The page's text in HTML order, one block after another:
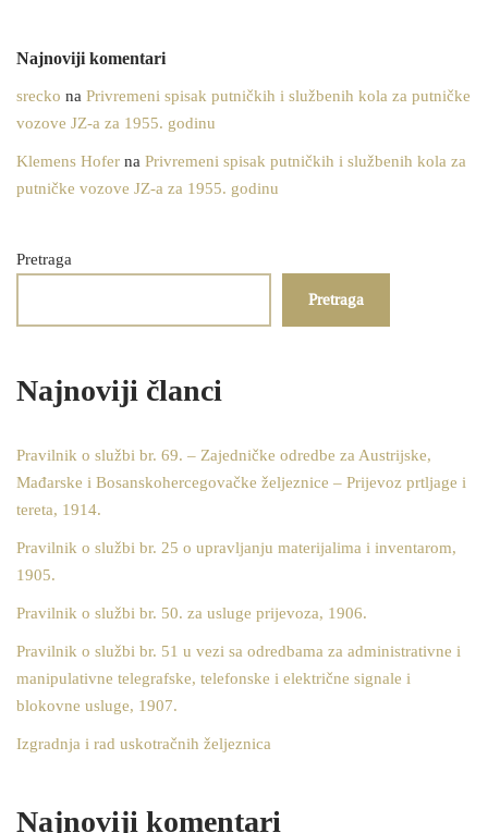
Najnoviji komentari
srecko na Privremeni spisak putničkih i službenih kola za putničke
vozove JZ-a za 1955. godinu
Klemens Hofer na Privremeni spisak putničkih i službenih kola za
putničke vozove JZ-a za 1955. godinu
Pretraga
Pretraga
Najnoviji članci
Pravilnik o službi br. 69. – Zajedničke odredbe za Austrijske,
Mađarske i Bosanskohercegovačke željeznice – Prijevoz prtljage i
tereta, 1914.
Pravilnik o službi br. 25 o upravljanju materijalima i inventarom,
1905.
Pravilnik o službi br. 50. za usluge prijevoza, 1906.
Pravilnik o službi br. 51 u vezi sa odredbama za administrativne i
manipulativne telegrafske, telefonske i električne signale i
blokovne usluge, 1907.
Izgradnja i rad uskotračnih željeznica
Najnoviji komentari